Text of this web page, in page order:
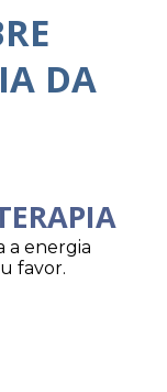
DA
a energia
favor.